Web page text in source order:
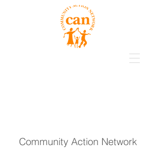
Community Action Network